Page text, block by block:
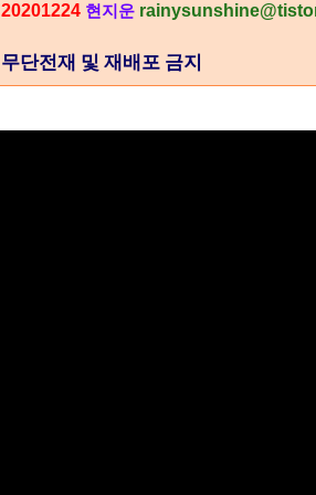
20201224 현지운
무단전재 및 재배포 금지